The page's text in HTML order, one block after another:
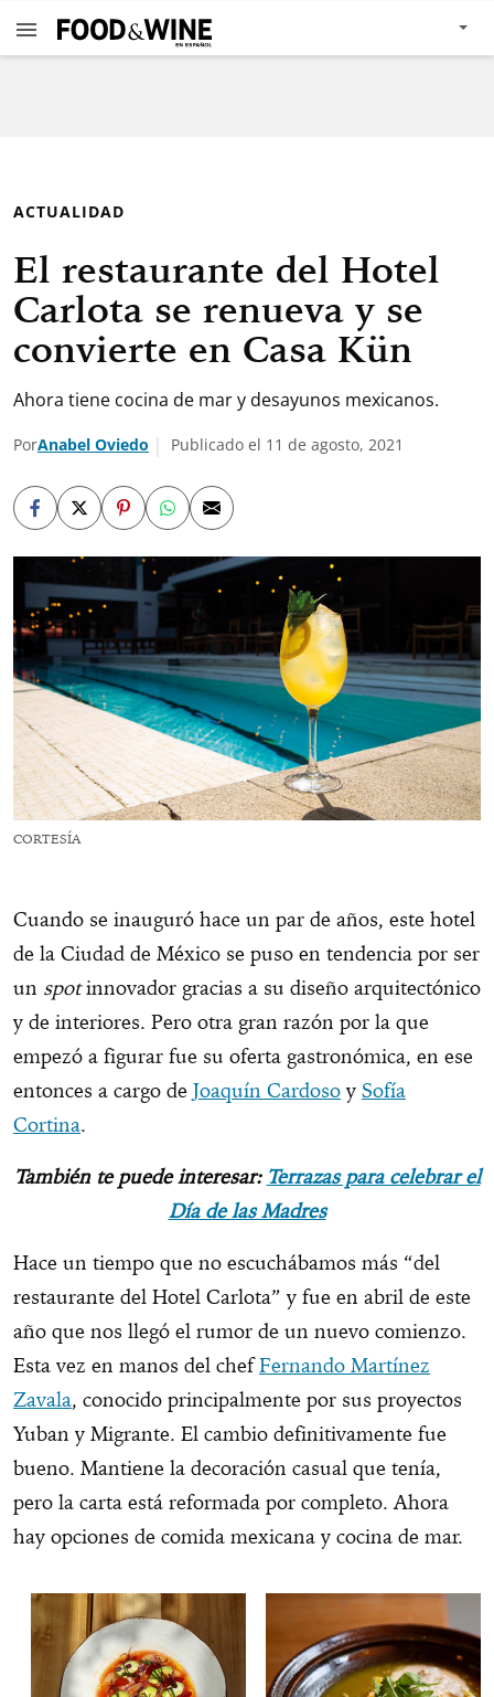
ACTUALIDAD
El restaurante del Hotel
Carlota se renueva y se
convierte en Casa Kün
Ahora tiene cocina de mar y desayunos mexicanos.
PorAnabel Oviedo Publicado el 11 de agosto, 2021
CORTESÍA
Cuando se inauguró hace un par de años, este hotel
de la Ciudad de México se puso en tendencia por ser
un spotinnovador gracias a su diseño arquitectónico
y de interiores. Pero otra gran razón por la que
empezó a figurar fue su oferta gastronómica, en ese
entonces a cargo de Joaquín Cardoso y Sofía
Cortina.
También te puede interesar: Terrazas para celebrar el
Día de las Madres
Hace un tiempo que no escuchábamos más “del
restaurante del Hotel Carlota” y fue en abril de este
año que nos llegó el rumor de un nuevo comienzo.
Esta vez en manos del chefFernando Martínez
Zavala, conocido principalmente por sus proyectos
Yuban y Migrante. El cambio definitivamente fue
bueno. Mantiene la decoración casual que tenía,
pero la carta está reformada por completo. Ahora
hay opciones de comida mexicana y cocina de mar.